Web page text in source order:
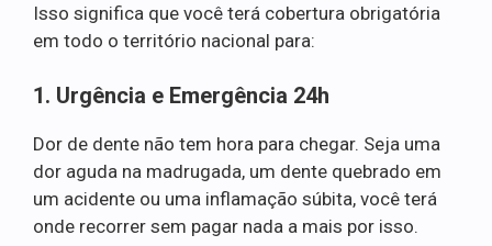
Isso significa que você terá cobertura obrigatória
em todo o território nacional para:
1. Urgência e Emergência 24h
Dor de dente não tem hora para chegar. Seja uma
dor aguda na madrugada, um dente quebrado em
um acidente ou uma inflamação súbita, você terá
onde recorrer sem pagar nada a mais por isso.